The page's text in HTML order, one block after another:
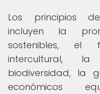
Los principios
incluyen la
sostenibles, el
intercultural,
biodiversidad, la
económicos